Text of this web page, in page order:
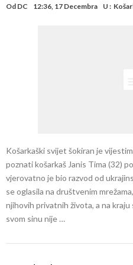
Od DC 12:36, 17 Decembra U :
Košarkaški svijet šokiran je
poznati košarkaš Janis Tima (32)
vjerovatno je bio razvod od
se oglasila na društvenim
njihovih privatnih života, a na kraju
svom sinu nije …